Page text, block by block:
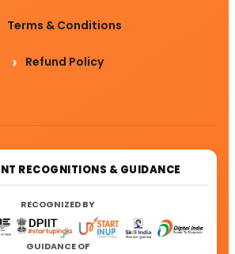
Terms & Conditions
Refund Policy
RECOGNITIONS & GUIDANCE
RECOGNIZED BY
GUIDANCE OF